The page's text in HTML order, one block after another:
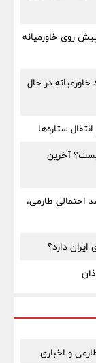
می‌شود؟ ۳ سناریوی پیش روی خاورمیانه
در حال
ستاره‌ها
آخرین
احتمالی طارمی،
دارد؟
و اخباری